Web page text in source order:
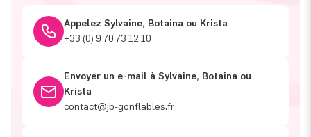
Appelez Sylvaine, Botaina ou Krista
+33 (0) 9 70 73 12 10
Envoyer un e-mail à Sylvaine, Botaina ou
Krista
contact@jb-gonflables.fr